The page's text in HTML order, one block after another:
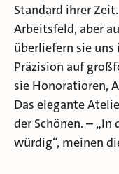
Standard ihrer
Arbeitsfeld, aber
überliefern sie uns
Präzision auf
sie Honoratioren,
Das elegante
der Schönen. –
würdig“, meinen